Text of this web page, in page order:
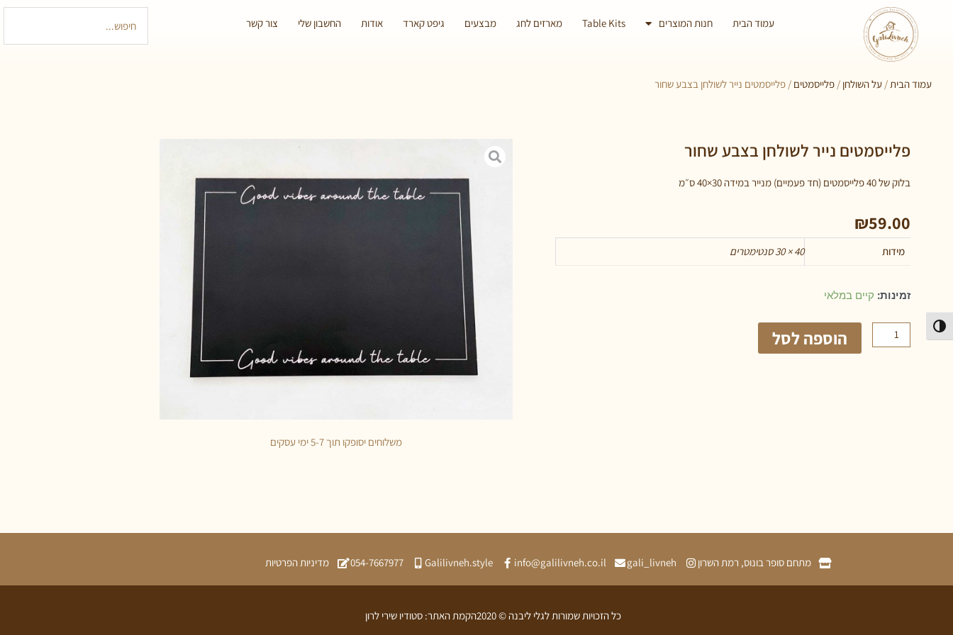
הפעל/כבה ניגודיות גבוהה
עמוד הבית חנות המוצרים Table Kits מארזים לחג מבצעים גיפט קארד אודות החשבון שלי צור קשר
עמוד הבית/ על השולחן / פלייסמטים / פלייסמטים נייר לשולחן בצבע שחור
פלייסמטים נייר לשולחן בצבע שחור
בלוק של 40 פלייסמטים (חד פעמיים) מנייר במידה 30×40 ס״מ
₪59.00
מידות 40 × 30 סנטימטרים
זמינות: קיים במלאי
הוספה לסל
משלוחים יסופקו תוך 5-7 ימי עסקים
מתחם סופר בונוס, רמת השרון gali_livneh
info@galilivneh.co.il
Galilivneh.style
054-7667977 מדיניות הפרטיות
כל הזכויות שמורות לגלי ליבנה © 2020 הקמת האתר: סטודיו שירי לרון